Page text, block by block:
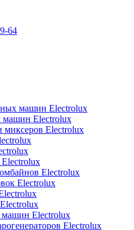
64
машин Electrolux
машин Electrolux
миксеров Electrolux
Electrolux
Electrolux
машин Electrolux
Electrolux